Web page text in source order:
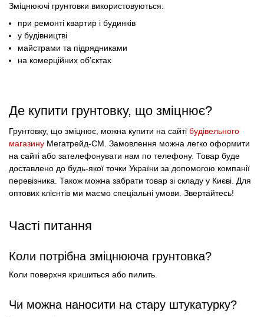
Зміцнюючі грунтовки використовуються:
при ремонті квартир і будинків
у будівництві
майстрами та підрядниками
на комерційних об’єктах
Де купити грунтовку, що зміцнює?
Грунтовку, що зміцнює, можна купити на сайті будівельного
магазину Мегатрейд-СМ. Замовлення можна легко оформити
на сайті або зателефонувати нам по телефону. Товар буде
доставлено до будь-якої точки України за допомогою компанії
перевізника. Також можна забрати товар зі складу у Києві. Для
оптових клієнтів ми маємо спеціальні умови. Звертайтесь!
Часті питання
Коли потрібна зміцнююча грунтовка?
Коли поверхня кришиться або пилить.
Чи можна наносити на стару штукатурку?